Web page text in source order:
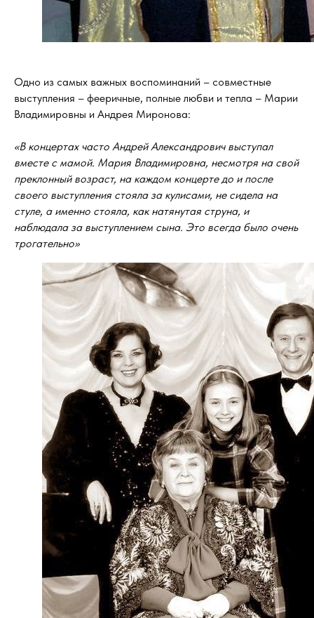
Одно из самых важных воспоминаний – совместные
выступления – фееричные, полные любви и тепла – Марии
Владимировны и Андрея Миронова:
«В концертах часто Андрей Александрович выступал
вместе с мамой. Мария Владимировна, несмотря на свой
преклонный возраст, на каждом концерте до и после
своего выступления стояла за кулисами, не сидела на
стуле, а именно стояла, как натянутая струна, и
наблюдала за выступлением сына. Это всегда было очень
трогательно»